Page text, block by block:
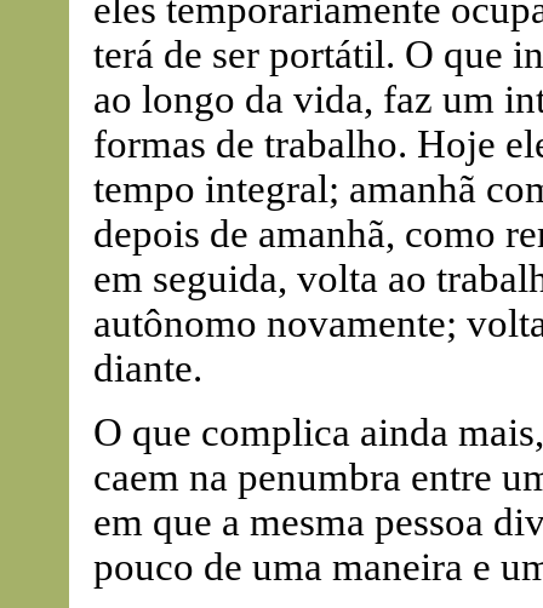
eles temporariamente
terá de ser portátil. O que
ao longo da vida, faz um
formas de trabalho. Hoje
tempo integral; amanhã
depois de amanhã, como
em seguida, volta ao
autônomo novamente;
diante.
O que complica ainda
caem na penumbra entre
em que a mesma pessoa
pouco de uma maneira e